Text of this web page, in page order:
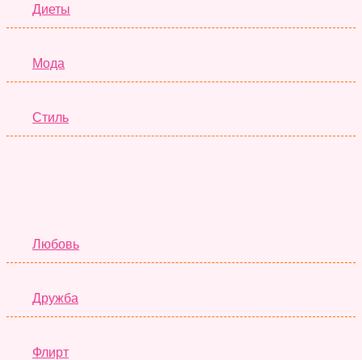
Диеты
Мода
Стиль
Любовь
Дружба
Флирт